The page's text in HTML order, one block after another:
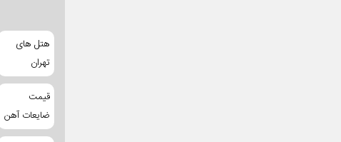
هتل های
تهران
قیمت
ضایعات آهن